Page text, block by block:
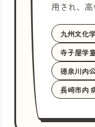
用され、高
九州文化
寺子屋学
徳泉川内
長崎市内